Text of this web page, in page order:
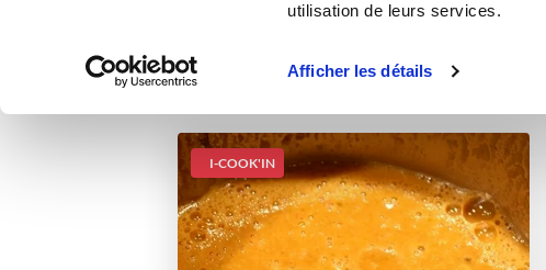
utilisation de leurs services.
Afficher les détails
I-COOK'IN